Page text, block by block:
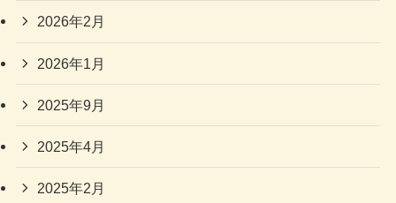
2026年2月
2026年1月
2025年9月
2025年4月
2025年2月